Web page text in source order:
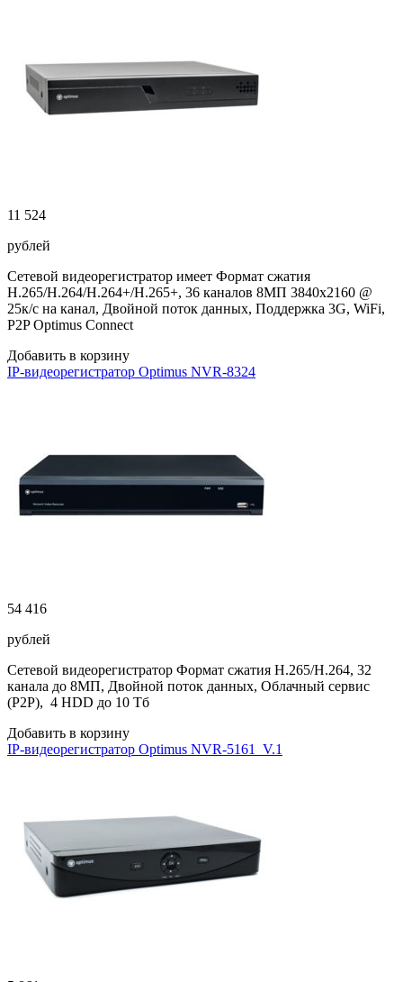
11 524
рублей
Сетевой видеорегистратор имеет Формат сжатия
H.265/H.264/H.264+/H.265+, 36 каналов 8МП 3840х2160 @
25к/с на канал, Двойной поток данных, Поддержка 3G, WiFi,
P2P Optimus Connect
Добавить в корзину
IP-видеорегистратор Optimus NVR-8324
54 416
рублей
Сетевой видеорегистратор Формат сжатия H.265/H.264, 32
канала до 8МП, Двойной поток данных, Облачный сервис
(P2P), 4 HDD до 10 Тб
Добавить в корзину
IP-видеорегистратор Optimus NVR-5161_V.1